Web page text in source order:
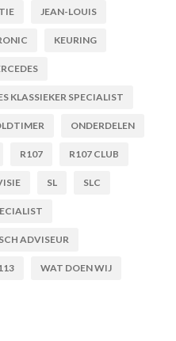
JEAN-LOUIS
KEURING
KLASSIEKER SPECIALIST
ONDERDELEN
R107 R107 CLUB
SL SLC
ADVISEUR
WAT DOEN WIJ